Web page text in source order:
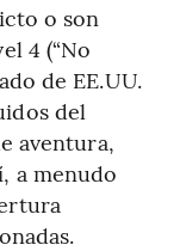
o son
4 (“No
de EE.UU.
del
aventura,
a menudo